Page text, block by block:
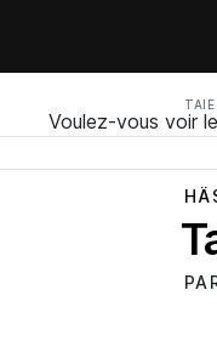
TAIE
Voulez-vous voir